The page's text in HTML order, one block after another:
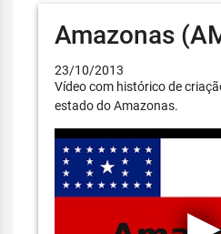
Amazonas
23/10/2013
Vídeo com histórico de
estado do Amazonas.